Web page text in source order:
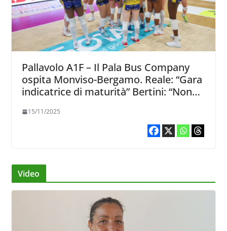
Pallavolo A1F – Il Pala Bus Company
ospita Monviso-Bergamo. Reale: “Gara
indicatrice di maturità” Bertini: “Non
punto”
15/11/2025
Video